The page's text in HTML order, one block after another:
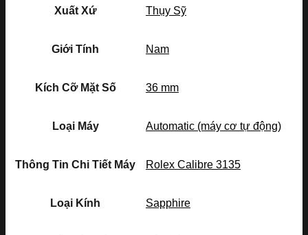
Xuất Xứ Thụy Sỹ
Giới Tính Nam
Kích Cỡ Mặt Số 36 mm
Loại Máy Automatic (máy cơ tự động)
Thông Tin Chi Tiết Máy Rolex Calibre 3135
Loại Kính Sapphire